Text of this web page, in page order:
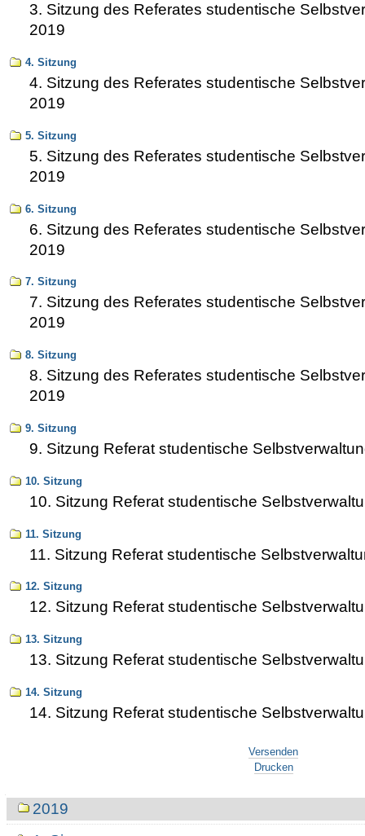
3. Sitzung des Referates studentische
2019
4. Sitzung
4. Sitzung des Referates studentische
2019
5. Sitzung
5. Sitzung des Referates studentische
2019
6. Sitzung
6. Sitzung des Referates studentische
2019
7. Sitzung
7. Sitzung des Referates studentische
2019
8. Sitzung
8. Sitzung des Referates studentische
2019
9. Sitzung
9. Sitzung Referat studentische
10. Sitzung
10. Sitzung Referat studentische
11. Sitzung
11. Sitzung Referat studentische
12. Sitzung
12. Sitzung Referat studentische
13. Sitzung
13. Sitzung Referat studentische
14. Sitzung
14. Sitzung Referat studentische
Versenden
Drucken
Navigation
2019